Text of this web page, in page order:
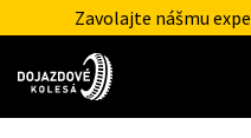
Zavolajte nášmu